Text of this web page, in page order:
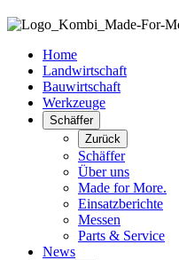
Home
Landwirtschaft
Bauwirtschaft
Werkzeuge
Schäffer
Zurück
Schäffer
Über uns
Made for More.
Einsatzberichte
Messen
Parts & Service
News